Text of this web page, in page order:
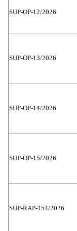
SUP-OP-12/2026
SUP-OP-13/2026
SUP-OP-14/2026
SUP-OP-15/2026
SUP-RAP-154/2026